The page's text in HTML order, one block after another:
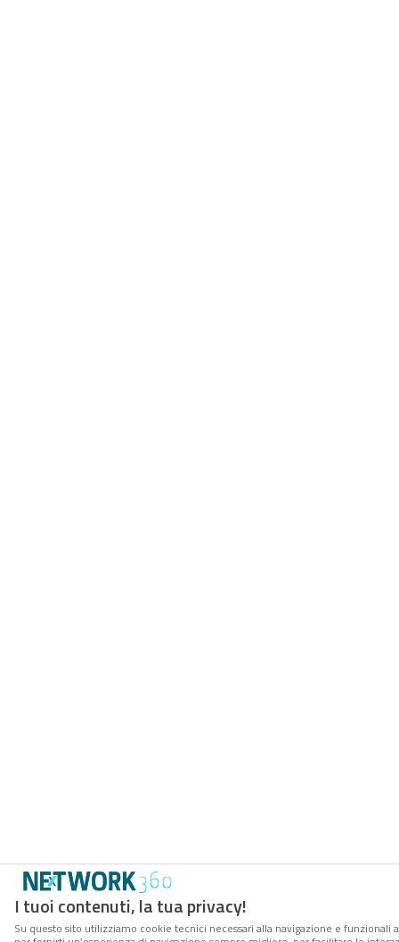
I tuoi contenuti, la tua privacy!
Su questo sito utilizziamo cookie tecnici necessari alla navigazione e funzionali